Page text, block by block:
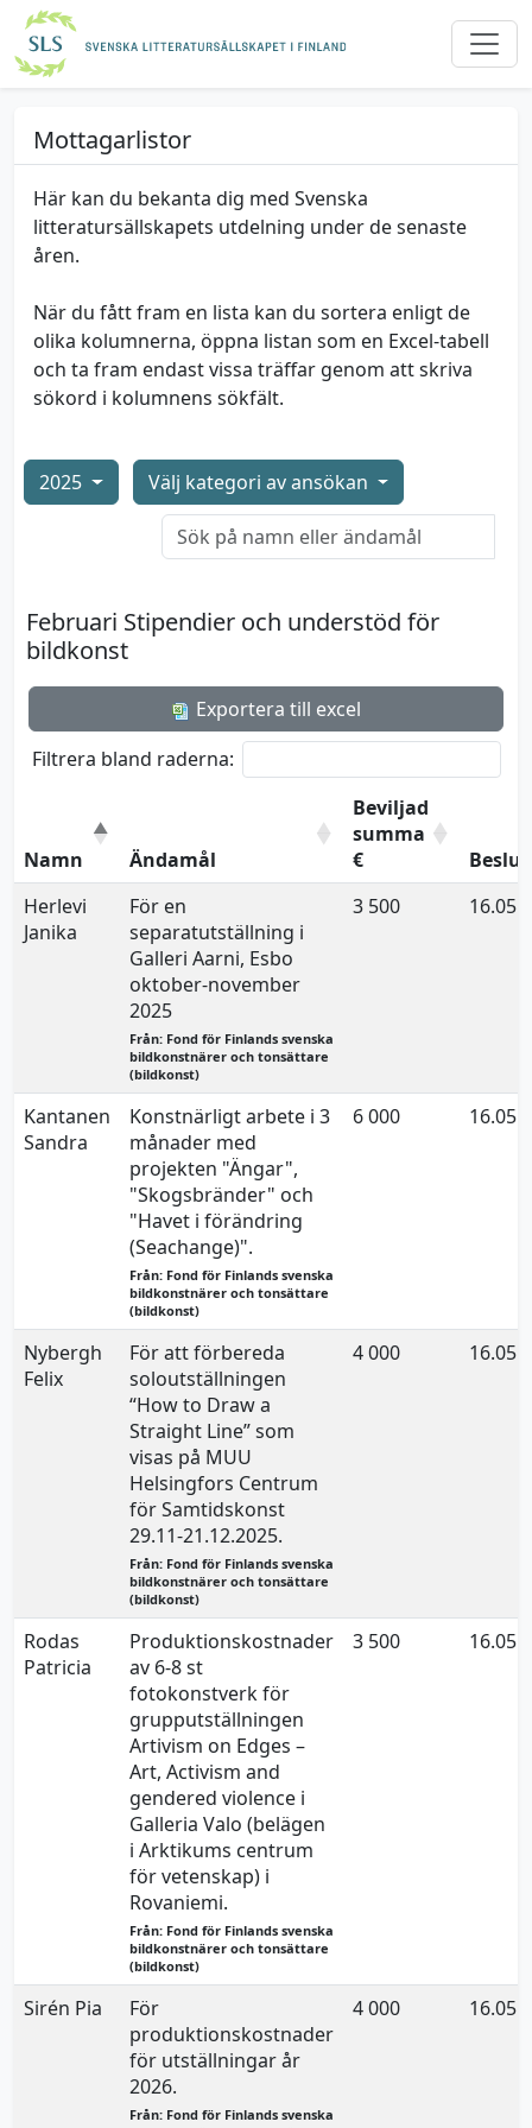
Mottagarlistor
Här kan du bekanta dig med Svenska
litteratursällskapets utdelning under de senaste
åren.
När du fått fram en lista kan du sortera enligt de
olika kolumnerna, öppna listan som en Excel-tabell
och ta fram endast vissa träffar genom att skriva
sökord i kolumnens sökfält.
2025 Välj kategori av ansökan
Februari Stipendier och understöd för
bildkonst
Exportera till excel
Filtrera bland raderna:
Namn Ändamål
Beviljad
summa
€
Herlevi
Janika
För en
separatutställning i
Galleri Aarni, Esbo
oktober-november
2025
Från: Fond för Finlands svenska
bildkonstnärer och tonsättare
(bildkonst)
3 500
Kantanen
Sandra
Konstnärligt arbete i 3
månader med
projekten "Ängar",
"Skogsbränder" och
"Havet i förändring
(Seachange)".
Från: Fond för Finlands svenska
bildkonstnärer och tonsättare
(bildkonst)
6 000
Nybergh
Felix
För att förbereda
soloutställningen
“How to Draw a
Straight Line” som
visas på MUU
Helsingfors Centrum
för Samtidskonst
29.11-21.12.2025.
Från: Fond för Finlands svenska
bildkonstnärer och tonsättare
(bildkonst)
4 000
Rodas
Patricia
Produktionskostnader
av 6-8 st
fotokonstverk för
grupputställningen
Artivism on Edges –
Art, Activism and
gendered violence i
Galleria Valo (belägen
i Arktikums centrum
för vetenskap) i
Rovaniemi.
Från: Fond för Finlands svenska
bildkonstnärer och tonsättare
(bildkonst)
3 500
Sirén Pia
För
produktionskostnader
för utställningar år
2026.
Från: Fond för Finlands svenska
4 000